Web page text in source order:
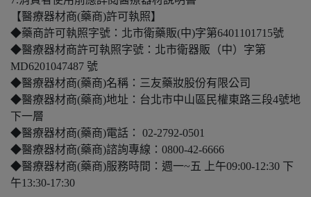
【醫療器材商(藥商)許可執照】
◆藥商許可執照字號：北市衛藥販(中)字第6401101715號
◆醫療器材商許可執照字號：北市衛器販（中）字第
MD6201047487 號
◆醫療器材商(藥商)名稱：三友藥妝股份有限公司
◆醫療器材商(藥商)地址：台北市中山區民權東路三段4號地
下一層
◆醫療器材商(藥商)電話： 02-2792-0501
◆醫療器材商(藥商)諮詢專線：0800-42-6666
◆醫療器材商(藥商)服務時間：週一~五 上午09:00-12:30 下
午13:30-17:30